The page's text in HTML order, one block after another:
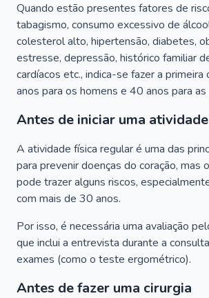
Quando estão presentes fatores de
tabagismo, consumo excessivo de
colesterol alto, hipertensão, diabetes,
estresse, depressão, histórico familiar
cardíacos etc., indica-se fazer a
anos para os homens e 40 anos para as
Antes de iniciar uma
A atividade física regular é uma das
para prevenir doenças do coração, mas
pode trazer alguns riscos,
com mais de 30 anos.
Por isso, é necessária uma avaliação
que inclui a entrevista durante a
exames (como o teste ergométrico).
Antes de fazer uma cirurgia